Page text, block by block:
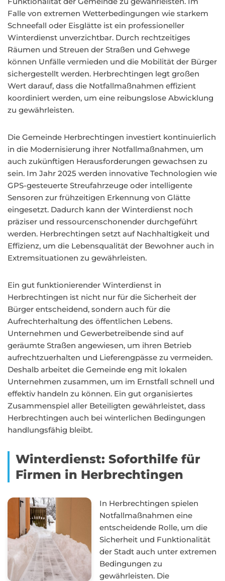
Falle von extremen Wetterbedingungen wie starkem
Schneefall oder Eisglätte ist ein professioneller
Winterdienst unverzichtbar. Durch rechtzeitiges
Räumen und Streuen der Straßen und Gehwege
können Unfälle vermieden und die Mobilität der Bürger
sichergestellt werden. Herbrechtingen legt großen
Wert darauf, dass die Notfallmaßnahmen effizient
koordiniert werden, um eine reibungslose Abwicklung
zu gewährleisten.
Die Gemeinde Herbrechtingen investiert kontinuierlich
in die Modernisierung ihrer Notfallmaßnahmen, um
auch zukünftigen Herausforderungen gewachsen zu
sein. Im Jahr 2025 werden innovative Technologien wie
GPS-gesteuerte Streufahrzeuge oder intelligente
Sensoren zur frühzeitigen Erkennung von Glätte
eingesetzt. Dadurch kann der Winterdienst noch
präziser und ressourcenschonender durchgeführt
werden. Herbrechtingen setzt auf Nachhaltigkeit und
Effizienz, um die Lebensqualität der Bewohner auch in
Extremsituationen zu gewährleisten.
Ein gut funktionierender Winterdienst in
Herbrechtingen ist nicht nur für die Sicherheit der
Bürger entscheidend, sondern auch für die
Aufrechterhaltung des öffentlichen Lebens.
Unternehmen und Gewerbetreibende sind auf
geräumte Straßen angewiesen, um ihren Betrieb
aufrechtzuerhalten und Lieferengpässe zu vermeiden.
Deshalb arbeitet die Gemeinde eng mit lokalen
Unternehmen zusammen, um im Ernstfall schnell und
effektiv handeln zu können. Ein gut organisiertes
Zusammenspiel aller Beteiligten gewährleistet, dass
Herbrechtingen auch bei winterlichen Bedingungen
handlungsfähig bleibt.
Winterdienst: Soforthilfe für
Firmen in Herbrechtingen
In Herbrechtingen spielen
Notfallmaßnahmen eine
entscheidende Rolle, um die
Sicherheit und Funktionalität
der Stadt auch unter extremen
Bedingungen zu
gewährleisten. Die